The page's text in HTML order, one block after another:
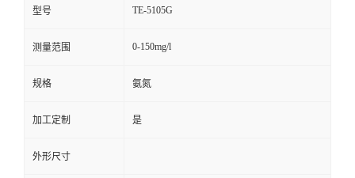
型号 TE-5105G
测量范围 0-150mg/l
规格 氨氮
加工定制 是
外形尺寸